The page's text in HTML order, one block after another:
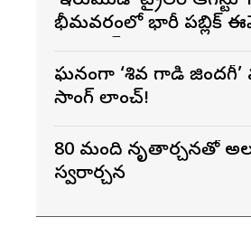
భీమవరంలో భారీ పబ్లిక్
ఘనంగా ‘శివ గాడి
సాంగ్ లాంచ్!
80 మంది నృత్యార్చనతో
స్వరార్చన